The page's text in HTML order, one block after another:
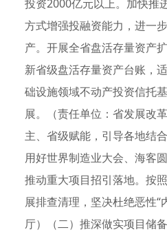
投资2000亿元以上。加快推
方式增强投融资能力，进一
产。开展全省盘活存量资产
新省级盘活存量资产台账，
础设施领域不动产投资信托
展。（责任单位：省发展改
主、省级赋能，引导各地结
用好世界制造业大会、海客
推动重大项目招引落地。按
展排查清理，坚决杜绝恶性
厅）（二）推深做实项目储